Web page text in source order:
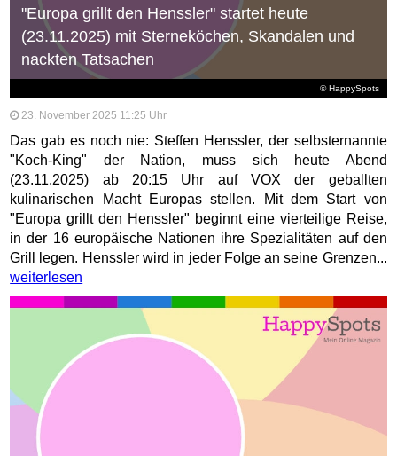
© HappySpots
"Europa grillt den Henssler" startet heute
(23.11.2025) mit Sterneköchen, Skandalen und
nackten Tatsachen
23. November 2025 11:25 Uhr
Das gab es noch nie: Steffen Henssler, der selbsternannte
"Koch-King" der Nation, muss sich heute Abend
(23.11.2025) ab 20:15 Uhr auf VOX der geballten
kulinarischen Macht Europas stellen. Mit dem Start von
"Europa grillt den Henssler" beginnt eine vierteilige Reise,
in der 16 europäische Nationen ihre Spezialitäten auf den
Grill legen. Henssler wird in jeder Folge an seine Grenzen...
weiterlesen